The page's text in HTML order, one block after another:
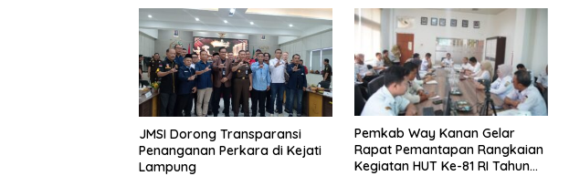
JMSI Dorong Transparansi
Penanganan Perkara di Kejati
Lampung
Pemkab Way Kanan Gelar
Rapat Pemantapan Rangkaian
Kegiatan HUT Ke-81 RI Tahun